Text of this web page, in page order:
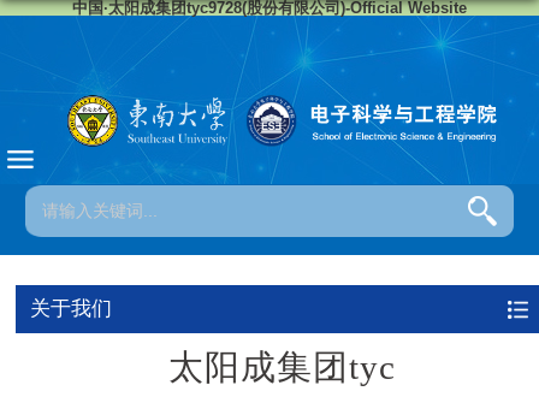
中国·太阳成集团tyc9728(股份有限公司)-Official Website
关于我们
太阳成集团tyc